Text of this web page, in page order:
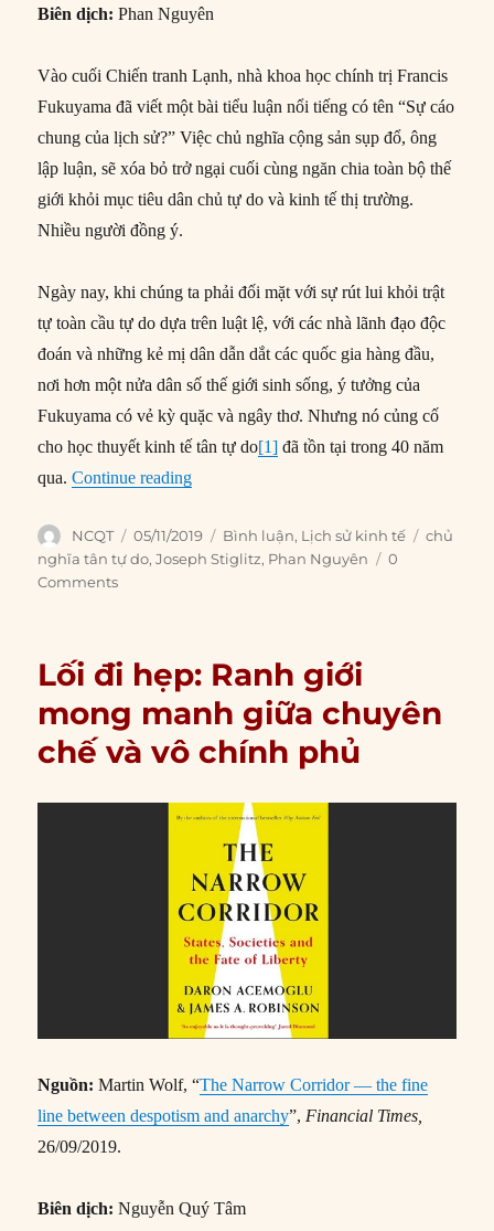
Biên dịch:Phan Nguyên
Vào cuối Chiến tranh Lạnh, nhà khoa học chính trị Francis
Fukuyama đã viết một bài tiểu luận nổi tiếng có tên “Sự cáo
chung của lịch sử?” Việc chủ nghĩa cộng sản sụp đổ, ông
lập luận, sẽ xóa bỏ trở ngại cuối cùng ngăn chia toàn bộ thế
giới khỏi mục tiêu dân chủ tự do và kinh tế thị trường.
Nhiều người đồng ý.
Ngày nay, khi chúng ta phải đối mặt với sự rút lui khỏi trật
tự toàn cầu tự do dựa trên luật lệ, với các nhà lãnh đạo độc
đoán và những kẻ mị dân dẫn dắt các quốc gia hàng đầu,
nơi hơn một nửa dân số thế giới sinh sống, ý tưởng của
Fukuyama có vẻ kỳ quặc và ngây thơ. Nhưng nó củng cố
cho học thuyết kinh tế tân tự do[1] đã tồn tại trong 40 năm
qua.Continue reading“Cái chết xứng đáng của chủ nghĩa kinh tế
Author
NCQT
Posted
on
05/11/2019 Categories
Bình luận, Lịch sử kinh tế Tags
chủ
nghĩa tân tự do,Joseph Stiglitz, Phan Nguyên
0
Comments
Lối đi hẹp: Ranh giới
mong manh giữa chuyên
chế và vô chính phủ
Nguồn:Martin Wolf, “The Narrow Corridor — the fine
line between despotism and anarchy”, Financial Times,
26/09/2019.
Biên dịch:Nguyễn Quý Tâm